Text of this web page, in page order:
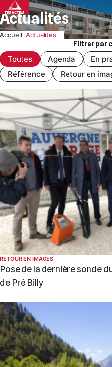
Skip
to
content
Actualités
Accueil Actualités
Filtrer par
Toutes Agenda En
Référence
Retour en
RETOUR EN IMAGES
Pose de la dernière sonde
de Pré Billy